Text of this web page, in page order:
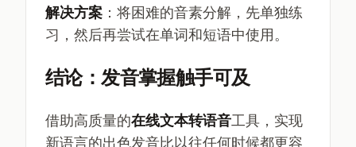
解决方案 ：将困难的音素分解，先单独练
习，然后再尝试在单词和短语中使用。
结论：发音掌握触手可及
借助高质量的在线文本转语音工具，实现
新语言的出色发音比以往任何时候都更容